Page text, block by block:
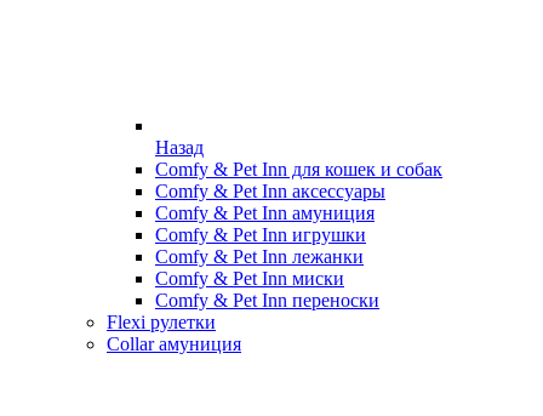
Назад
Comfy & Pet Inn для кошек и собак
Comfy & Pet Inn аксессуары
Comfy & Pet Inn амуниция
Comfy & Pet Inn игрушки
Comfy & Pet Inn лежанки
Comfy & Pet Inn миски
Comfy & Pet Inn переноски
Flexi рулетки
Collar амуниция